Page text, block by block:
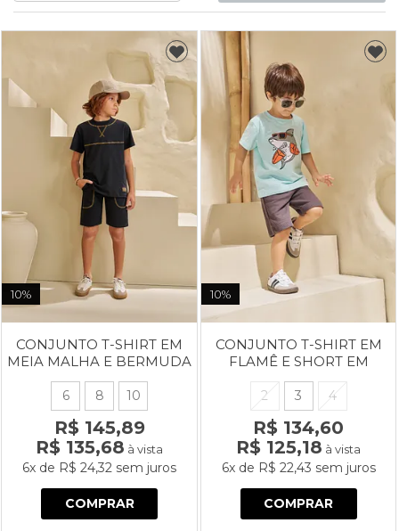
10%
CONJUNTO T-SHIRT EM
MEIA MALHA E BERMUDA
EM MOLETINHO
6 8 10
R$ 145,89
R$ 135,68 à vista
6x de R$ 24,32 sem juros
COMPRAR
10%
CONJUNTO T-SHIRT EM
FLAMÊ E SHORT EM
MALHA WAFFLE
2 3 4
R$ 134,60
R$ 125,18 à vista
6xde R$ 22,43 sem juros
COMPRAR